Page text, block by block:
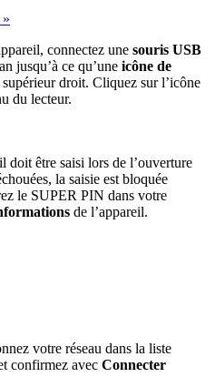
connectez une souris USB
jusqu’à ce qu’une icône de
droit. Cliquez sur l’icône
du lecteur.
doit être saisi lors de l’ouverture
la saisie est bloquée
le SUPER PIN dans votre
de l’appareil.
votre réseau dans la liste
confirmez avec Connecter